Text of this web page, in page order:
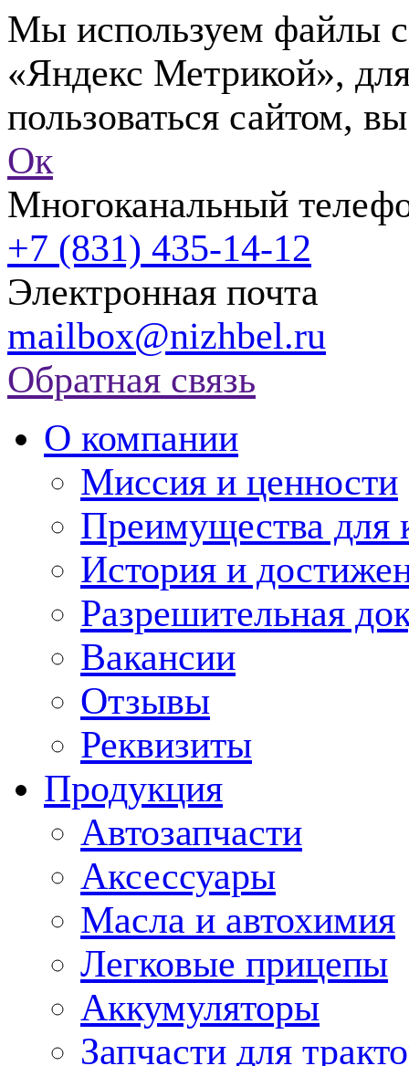
Мы используем файлы
«Яндекс Метрикой»,
пользоваться сайтом,
Ок
Многоканальный
+7 (831) 435-14-12
Электронная почта
mailbox@nizhbel.ru
Обратная связь
О компании
Миссия и ценности
Преимущества для
История и
Разрешительная
Вакансии
Отзывы
Реквизиты
Продукция
Автозапчасти
Аксессуары
Масла и автохимия
Легковые прицепы
Аккумуляторы
Запчасти для